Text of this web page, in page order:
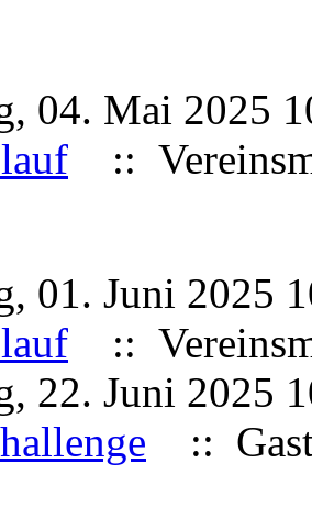
04. Mai 2025
::
01. Juni 2025
::
22. Juni 2025
::